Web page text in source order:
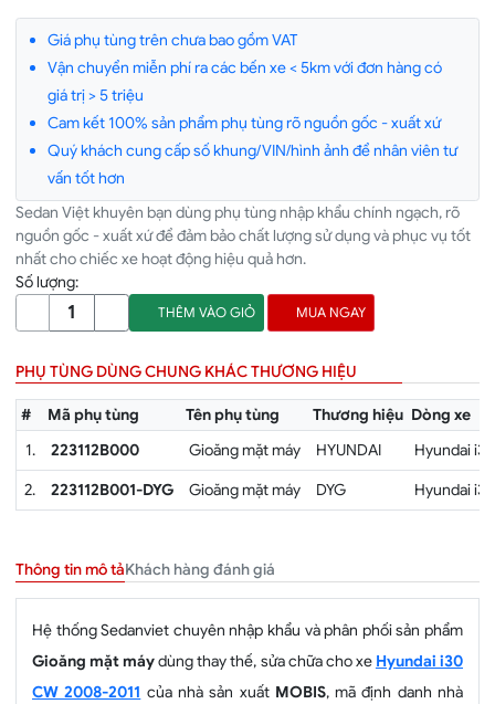
Giá phụ tùng trên chưa bao gồm VAT
Vận chuyển miễn phí ra các bến xe < 5km với đơn hàng có
giá trị > 5 triệu
Cam kết 100% sản phẩm phụ tùng rõ nguồn gốc - xuất xứ
Quý khách cung cấp số khung/VIN/hình ảnh để nhân viên tư
vấn tốt hơn
Sedan Việt khuyên bạn dùng phụ tùng nhập khẩu chính ngạch, rõ
nguồn gốc - xuất xứ để đảm bảo chất lượng sử dụng và phục vụ tốt
nhất cho chiếc xe hoạt động hiệu quả hơn.
Số lượng:
THÊM VÀO GIỎ MUA NGAY
PHỤ TÙNG DÙNG CHUNG KHÁC THƯƠNG HIỆU
# Mã phụ tùng Tên phụ tùng Thương hiệu Dòng xe
1.
223112B000 Gioăng mặt máy HYUNDAI
Hyundai
2.
223112B001-DYG Gioăng mặt máy DYG Hyundai
Thông tin mô tảKhách hàng đánh giá
Hệ thống Sedanviet chuyên nhập khẩu và phân phối sản phẩm
Gioăng mặt máydùng thay thế, sửa chữa cho xe Hyundai i30
CW 2008-2011 của nhà sản xuất MOBIS, mã định danh nhà